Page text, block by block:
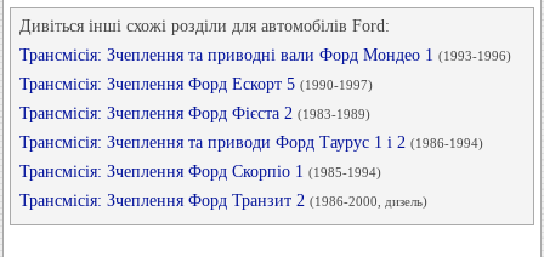
Дивіться інші схожі розділи для автомобілів Ford:
Трансмісія: Зчеплення та приводні вали Форд Мондео 1 (1993-1996)
Трансмісія: Зчеплення Форд Ескорт 5 (1990-1997)
Трансмісія: Зчеплення Форд Фієста 2 (1983-1989)
Трансмісія: Зчеплення та приводи Форд Таурус 1 і 2 (1986-1994)
Трансмісія: Зчеплення Форд Скорпіо 1 (1985-1994)
Трансмісія: Зчеплення Форд Транзит 2 (1986-2000, дизель)